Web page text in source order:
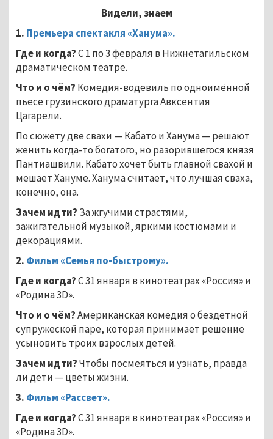
Видели, знаем
1. Премьера спектакля «Ханума».
Где и когда?С 1 по 3 февраля в Нижнетагильском
драматическом театре.
Что и о чём? Комедия-водевиль по одноимённой
пьесе грузинского драматурга Авксентия
Цагарели.
По сюжету две свахи — Кабато и Ханума — решают
женить когда-то богатого, но разорившегося князя
Пантиашвили. Кабато хочет быть главной свахой и
мешает Хануме. Ханума считает, что лучшая сваха,
конечно, она.
Зачем идти? За жгучими страстями,
зажигательной музыкой, яркими костюмами и
декорациями.
2. Фильм «Семья по-быстрому».
Где и когда?С 31 января в кинотеатрах «Россия» и
«Родина 3D».
Что и о чём?Американская комедия о бездетной
супружеской паре, которая принимает решение
усыновить троих взрослых детей.
Зачем идти?Чтобы посмеяться и узнать, правда
ли дети — цветы жизни.
3. Фильм «Рассвет».
Где и когда?С 31 января в кинотеатрах «Россия» и
«Родина 3D».